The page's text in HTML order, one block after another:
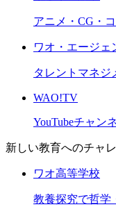
アニメ・CG・
ワオ・エージェ
タレントマネジ
WAO!TV
YouTubeチャン
新しい教育へのチャ
ワオ高等学校
教養探究で哲学